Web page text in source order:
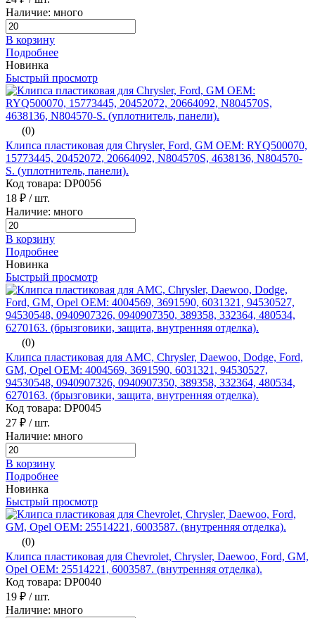
Наличие: много
В корзину
Подробнее
Новинка
Быстрый просмотр
(0)
Клипса пластиковая для Chrysler, Ford, GM ОЕМ: RYQ500070,
15773445, 20452072, 20664092, N804570S, 4638136, N804570-
S. (уплотнитель, панели).
Код товара: DP0056
18 ₽ / шт.
Наличие: много
В корзину
Подробнее
Новинка
Быстрый просмотр
(0)
Клипса пластиковая для AMC, Chrysler, Daewoo, Dodge, Ford,
GM, Opel ОЕМ: 4004569, 3691590, 6031321, 94530527,
94530548, 0940907326, 0940907350, 389358, 332364, 480534,
6270163. (брызговики, защита, внутренняя отделка).
Код товара: DP0045
27 ₽ / шт.
Наличие: много
В корзину
Подробнее
Новинка
Быстрый просмотр
(0)
Клипса пластиковая для Chevrolet, Chrysler, Daewoo, Ford, GM,
Opel ОЕМ: 25514221, 6003587. (внутренняя отделка).
Код товара: DP0040
19 ₽ / шт.
Наличие: много